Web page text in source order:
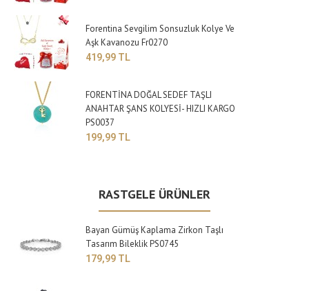
Forentina Sevgilim Sonsuzluk Kolye Ve
Aşk Kavanozu Fr0270
419,99 TL
FORENTİNA DOĞAL SEDEF TAŞLI
ANAHTAR ŞANS KOLYESİ- HIZLI KARGO
PS0037
199,99 TL
RASTGELE ÜRÜNLER
Bayan Gümüş Kaplama Zirkon Taşlı
Tasarım Bileklik PS0745
179,99 TL